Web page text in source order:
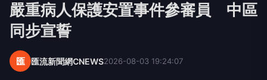
嚴重病人保護安置事件參審員 中區
同步宣誓
匯 匯流新聞網CNEWS2026-08-03 19:24:07